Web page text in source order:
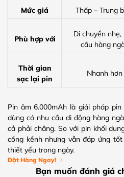
Mức giá Thấp – Trung
Phù hợp với
Di chuyển nhẹ,
cầu hàng
Thời gian
sạc lại pin
Nhanh hơn
Pin âm 6.000mAh là giải pháp
dùng có nhu cầu di động hàng
cả phải chăng. So với pin khối
cồng kềnh nhưng vẫn đáp ứng
thiết yếu trong ngày.
Đặt Hàng Ngay!
Bạn muốn đánh giá